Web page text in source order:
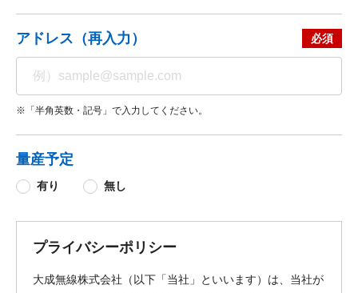
アドレス（再入力）
※「半角英数・記号」で入力してください。
量産予定
有り 無し
プライバシーポリシー
大成無線株式会社（以下「当社」といいます）は、当社が